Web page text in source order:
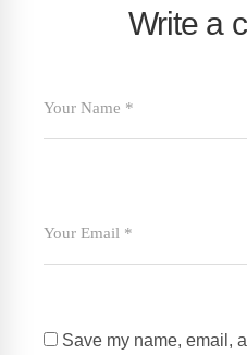
Write a
Save my name, email,